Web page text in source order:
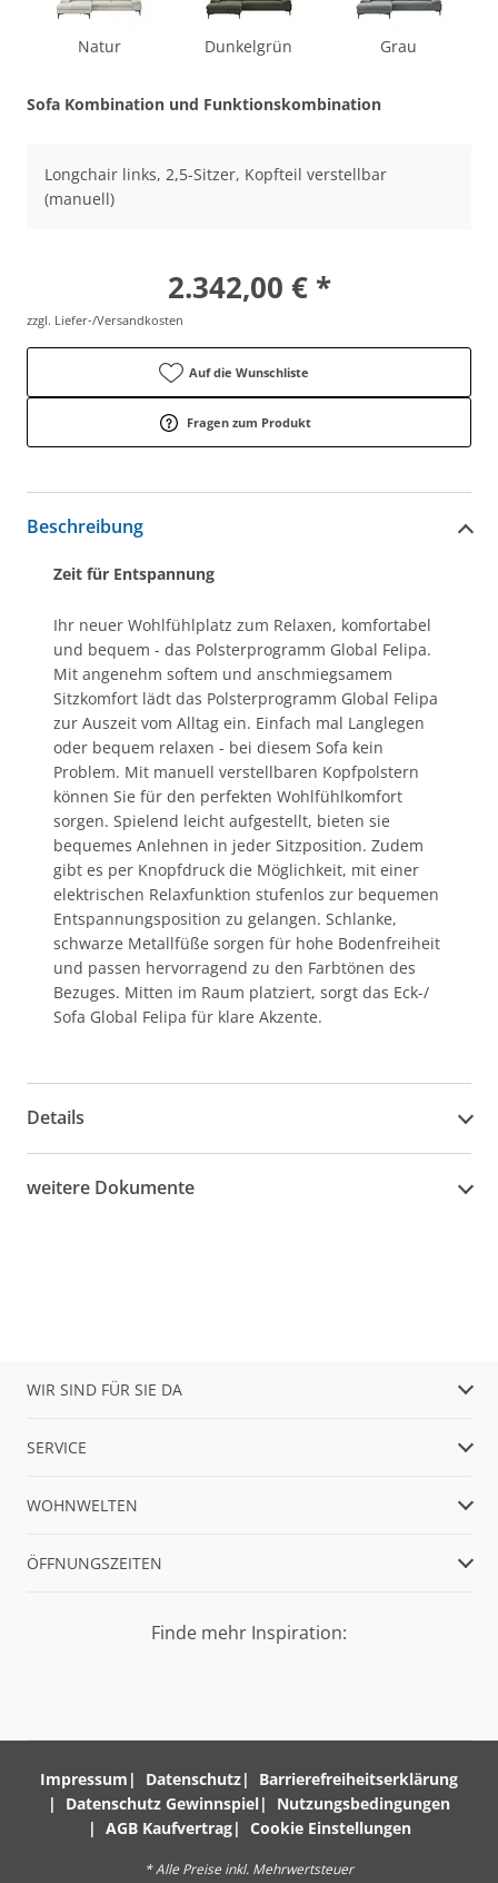
Natur Dunkelgrün Grau
Sofa Kombination und Funktionskombination
Longchair links, 2,5-Sitzer, Kopfteil verstellbar
(manuell)
2.342,00 € *
zzgl. Liefer-/Versandkosten
Auf die Wunschliste
Fragen zum Produkt
Beschreibung
Zeit für Entspannung
Ihr neuer Wohlfühlplatz zum Relaxen, komfortabel
und bequem - das Polsterprogramm Global Felipa.
Mit angenehm softem und anschmiegsamem
Sitzkomfort lädt das Polsterprogramm Global Felipa
zur Auszeit vom Alltag ein. Einfach mal Langlegen
oder bequem relaxen - bei diesem Sofa kein
Problem. Mit manuell verstellbaren Kopfpolstern
können Sie für den perfekten Wohlfühlkomfort
sorgen. Spielend leicht aufgestellt, bieten sie
bequemes Anlehnen in jeder Sitzposition. Zudem
gibt es per Knopfdruck die Möglichkeit, mit einer
elektrischen Relaxfunktion stufenlos zur bequemen
Entspannungsposition zu gelangen. Schlanke,
schwarze Metallfüße sorgen für hohe Bodenfreiheit
und passen hervorragend zu den Farbtönen des
Bezuges. Mitten im Raum platziert, sorgt das Eck-/
Sofa Global Felipa für klare Akzente.
Details
weitere Dokumente
WIR SIND FÜR SIE DA
SERVICE
WOHNWELTEN
ÖFFNUNGSZEITEN
Finde mehr Inspiration:
Impressum Datenschutz
Barrierefreiheitserklärung
Datenschutz Gewinnspiel
Nutzungsbedingungen
AGB Kaufvertrag
Cookie Einstellungen
* Alle Preise inkl. Mehrwertsteuer